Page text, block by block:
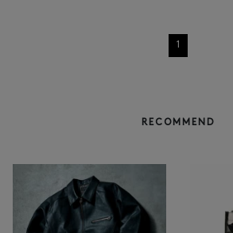
1
RECOMMEND